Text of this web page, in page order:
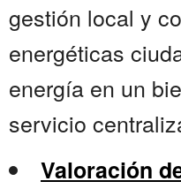
gestión local y
energéticas
energía en un
servicio
Valoración